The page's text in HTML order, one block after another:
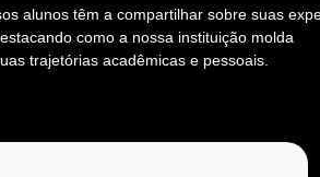
alunos têm a compartilhar sobre suas
como a nossa instituição molda
trajetórias acadêmicas e pessoais.